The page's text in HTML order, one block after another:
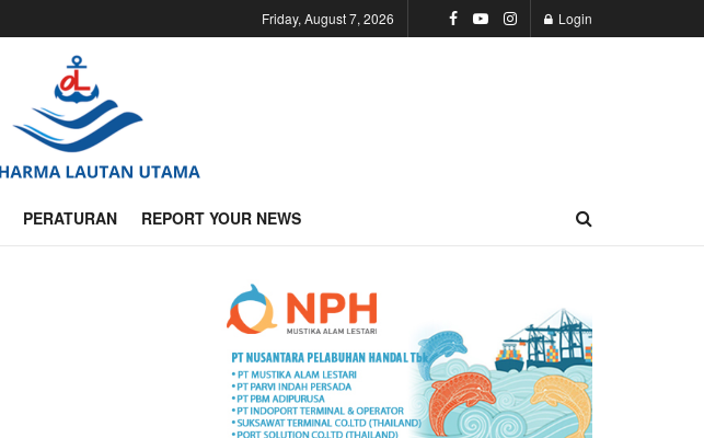
Friday, August 7, 2026 Login
PERATURAN REPORT YOUR NEWS